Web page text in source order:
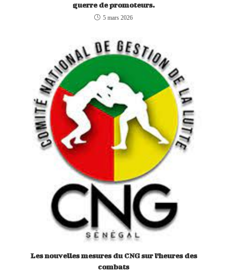
guerre de promoteurs.
5 mars 2026
Les nouvelles mesures du CNG sur l’heures des
combats